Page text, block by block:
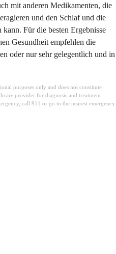
mit anderen Medikamenten, die
und den Schlaf und die
Für die besten Ergebnisse
Gesundheit empfehlen die
oder nur sehr gelegentlich und in
purposes only and does not constitute
provider for diagnosis and treatment
call 911 or go to the nearest emergency